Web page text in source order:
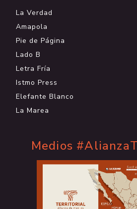
La Verdad
Amapola
Pie de Página
Lado B
Letra Fría
Istmo Press
Elefante Blanco
La Marea
Medios